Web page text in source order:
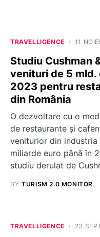
TRAVELLIGENCE 11
Studiu Cushman
venituri de 5
2023 pentru
din România
O dezvoltare cu o
de restaurante și
veniturior din
miliarde euro până în
studiu derulat de
BY TURISM 2.0 MONITOR
TRAVELLIGENCE 23